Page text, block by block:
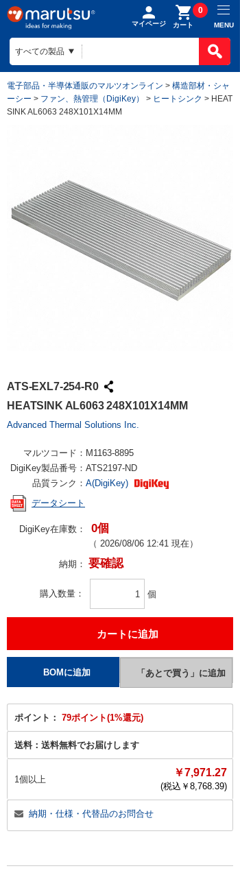
マイページ カート
0
MENU
電子部品・半導体通販のマルツオンライン > 構造部材・シャ
ーシー > ファン、熱管理（DigiKey） > ヒートシンク > HEAT
SINK AL6063 248X101X14MM
ATS-EXL7-254-R0
HEATSINK AL6063 248X101X14MM
Advanced Thermal Solutions Inc.
マルツコード： M1163-8895
DigiKey製品番号： ATS2197-ND
品質ランク： A(DigiKey)
データシート
DigiKey在庫数： 0個
（ 2026/08/06 12:41 現在）
納期： 要確認
購入数量 個
ポイント： 79ポイント(1%還元)
送料： 送料無料でお届けします
1個以上
￥7,971.27
(税込￥ 8,768.39)
納期・仕様・代替品のお問合せ